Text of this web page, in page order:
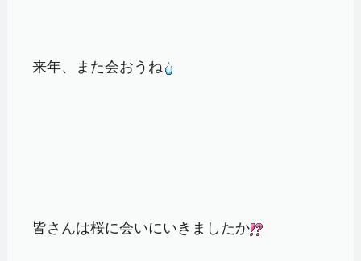
来年、また会おうね
皆さんは桜に会いにいきましたか